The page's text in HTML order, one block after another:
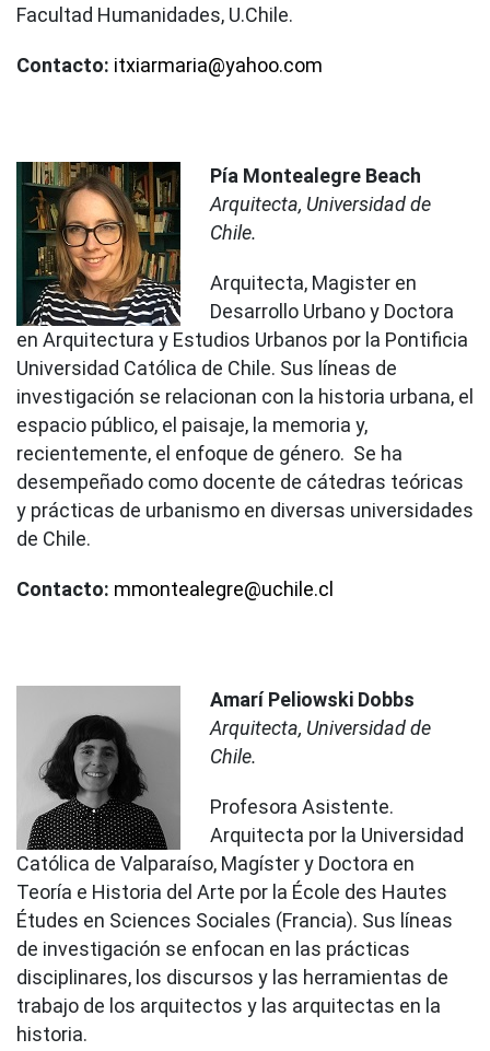
Facultad Humanidades, U.Chile.
Contacto: itxiarmaria@yahoo.com
Pía Montealegre Beach
Arquitecta, Universidad de
Chile.
Arquitecta, Magister en
Desarrollo Urbano y Doctora
en Arquitectura y Estudios Urbanos por la Pontificia
Universidad Católica de Chile. Sus líneas de
investigación se relacionan con la historia urbana, el
espacio público, el paisaje, la memoria y,
recientemente, el enfoque de género. Se ha
desempeñado como docente de cátedras teóricas
y prácticas de urbanismo en diversas universidades
de Chile.
Contacto: mmontealegre@uchile.cl
Amarí Peliowski Dobbs
Arquitecta, Universidad de
Chile.
Profesora Asistente.
Arquitecta por la Universidad
Católica de Valparaíso, Magíster y Doctora en
Teoría e Historia del Arte por la École des Hautes
Études en Sciences Sociales (Francia). Sus líneas
de investigación se enfocan en las prácticas
disciplinares, los discursos y las herramientas de
trabajo de los arquitectos y las arquitectas en la
historia.